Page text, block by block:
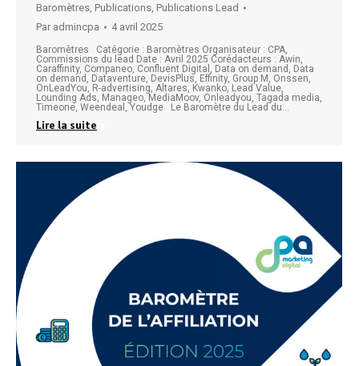
Baromètres Publications Publications Lead
Par admincpa 4 avril 2025
Baromètres Catégorie : Baromètres Organisateur : CPA,
Commissions du lead Date : Avril 2025 Corédacteurs : Awin,
Caraffinity, Companeo, Confluent Digital, Data on demand, Data
on demand, Dataventure, DevisPlus, Effinity, Group M, Onssen,
OnLeadYou, R-advertising, Altares, Kwanko, Lead Value,
Lounding Ads, Manageo, MediaMoov, Onleadyou, Tagada media,
Timeone, Weendeal, Youdge Le Baromètre du Lead du…
Lire la suite